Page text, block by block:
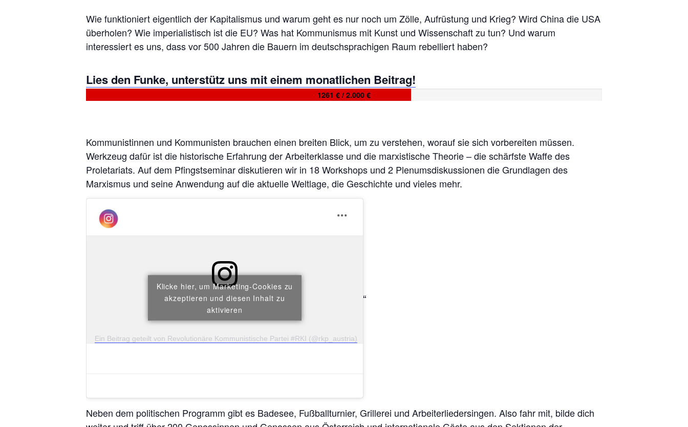
Wie funktioniert eigentlich der Kapitalismus und warum geht es nur noch um Zölle, Aufrüstung und Krieg? Wird China die USA
überholen? Wie imperialistisch ist die EU? Was hat Kommunismus mit Kunst und Wissenschaft zu tun? Und warum
interessiert es uns, dass vor 500 Jahren die Bauern im deutschsprachigen Raum rebelliert haben?
Lies den Funke, unterstütz uns mit einem monatlichen Beitrag!
1261 € / 2.000 €
Kommunistinnen und Kommunisten brauchen einen breiten Blick, um zu verstehen, worauf sie sich vorbereiten müssen.
Werkzeug dafür ist die historische Erfahrung der Arbeiterklasse und die marxistische Theorie – die schärfste Waffe des
Proletariats. Auf dem Pfingstseminar diskutieren wir in 18 Workshops und 2 Plenumsdiskussionen die Grundlagen des
Marxismus und seine Anwendung auf die aktuelle Weltlage, die Geschichte und vieles mehr.
Ein Beitrag geteilt von Revolutionäre Kommunistische Partei #RKI (@rkp_austria)
Klicke hier, um Marketing-Cookies zu
akzeptieren und diesen Inhalt zu
aktivieren
Neben dem politischen Programm gibt es Badesee, Fußballturnier, Grillerei und Arbeiterliedersingen. Also fahr mit, bilde dich